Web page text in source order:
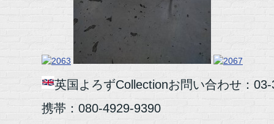
英国よろずCollectionお問い合わせ：
携帯：080-4929-9390